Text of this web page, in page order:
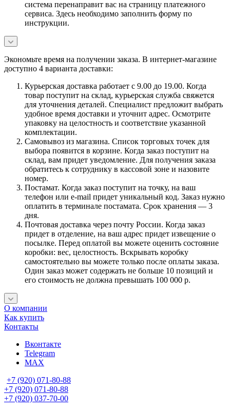
система перенаправит вас на страницу платежного
сервиса. Здесь необходимо заполнить форму по
инструкции.
Экономьте время на получении заказа. В интернет-магазине
доступно 4 варианта доставки:
Курьерская доставка работает с 9.00 до 19.00. Когда
товар поступит на склад, курьерская служба свяжется
для уточнения деталей. Специалист предложит выбрать
удобное время доставки и уточнит адрес. Осмотрите
упаковку на целостность и соответствие указанной
комплектации.
Самовывоз из магазина. Список торговых точек для
выбора появится в корзине. Когда заказ поступит на
склад, вам придет уведомление. Для получения заказа
обратитесь к сотруднику в кассовой зоне и назовите
номер.
Постамат. Когда заказ поступит на точку, на ваш
телефон или e-mail придет уникальный код. Заказ нужно
оплатить в терминале постамата. Срок хранения — 3
дня.
Почтовая доставка через почту России. Когда заказ
придет в отделение, на ваш адрес придет извещение о
посылке. Перед оплатой вы можете оценить состояние
коробки: вес, целостность. Вскрывать коробку
самостоятельно вы можете только после оплаты заказа.
Один заказ может содержать не больше 10 позиций и
его стоимость не должна превышать 100 000 р.
О компании
Как купить
Контакты
Вконтакте
Telegram
MAX
+7 (920) 071-80-88
+7 (920) 071-80-88
+7 (920) 037-70-00